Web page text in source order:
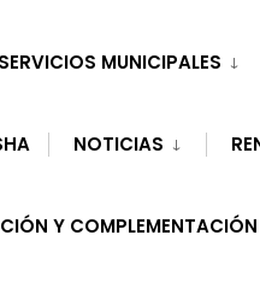
SERVICIOS MUNICIPALES
NOTICIAS
Y